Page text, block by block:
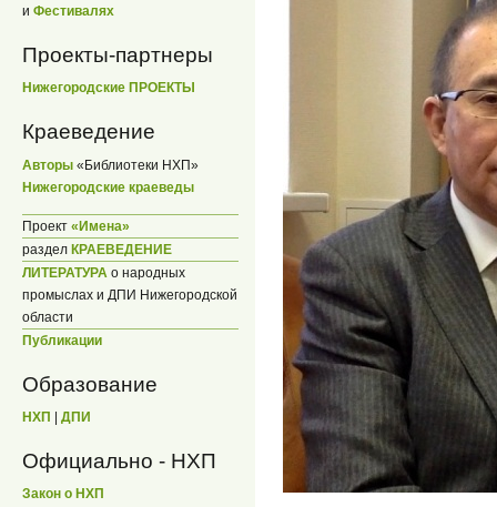
и Фестивалях
Проекты-партнеры
Нижегородские ПРОЕКТЫ
Краеведение
Авторы «Библиотеки НХП»
Нижегородские краеведы
Проект «Имена»
раздел КРАЕВЕДЕНИЕ
ЛИТЕРАТУРА о народных
промыслах и ДПИ Нижегородской
области
Публикации
Образование
НХП ДПИ
Официально - НХП
Закон о НХП